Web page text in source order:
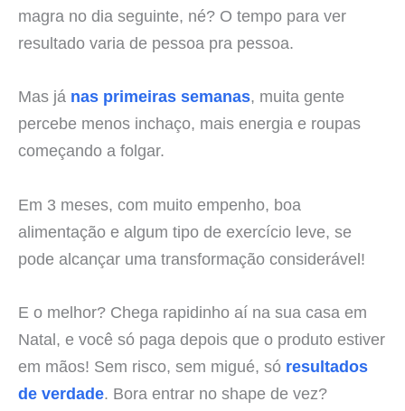
magra no dia seguinte, né? O tempo para ver
resultado varia de pessoa pra pessoa.
Mas já nas primeiras semanas, muita gente
percebe menos inchaço, mais energia e roupas
começando a folgar.
Em 3 meses, com muito empenho, boa
alimentação e algum tipo de exercício leve, se
pode alcançar uma transformação considerável!
E o melhor? Chega rapidinho aí na sua casa em
Natal, e você só paga depois que o produto estiver
em mãos! Sem risco, sem migué, só resultados
de verdade. Bora entrar no shape de vez?